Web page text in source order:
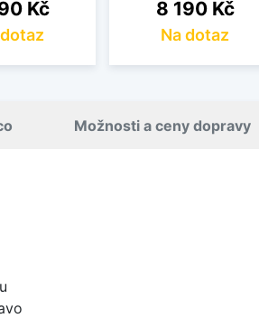
Kč Cena
8 190 Kč
Na dotaz
Možnosti a ceny dopravy